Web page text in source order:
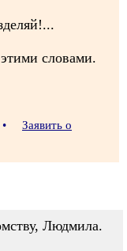
словами.
•
Заявить о
Людмила.